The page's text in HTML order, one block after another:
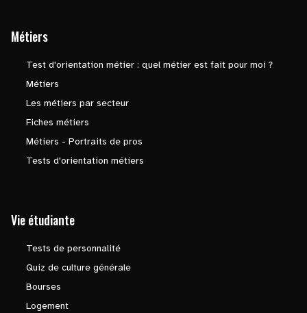
Métiers
Test d'orientation métier : quel métier est fait pour moi ?
Métiers
Les métiers par secteur
Fiches métiers
Métiers - Portraits de pros
Tests d'orientation métiers
Vie étudiante
Tests de personnalité
Quiz de culture générale
Bourses
Logement